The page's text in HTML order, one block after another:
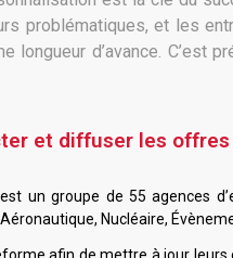
problématiques, et les
longueur d’avance. C’est
et diffuser les
un groupe de 55 agences
Nucléaire,